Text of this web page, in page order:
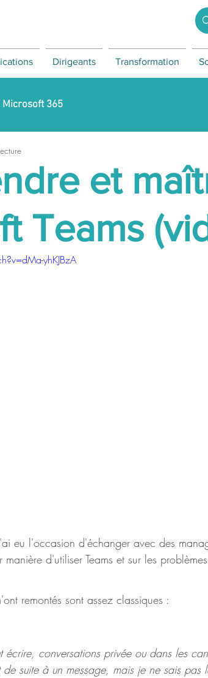
Dirigeants Transformation
Microsoft 365
et
Teams
yhKJBzA
eu l'occasion d'échanger avec des
d'utiliser Teams et sur les
remontés sont assez classiques :
écrire, conversations privée ou dans les
suite à un message, mais je ne sais pas